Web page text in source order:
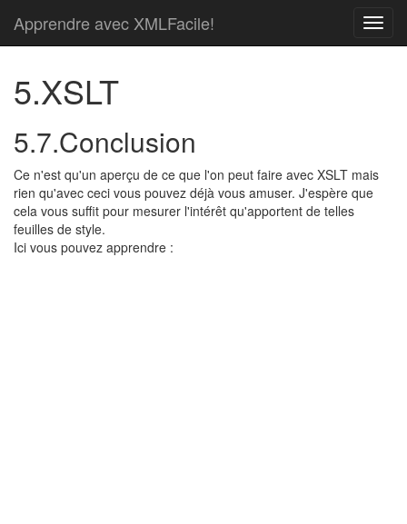
Apprendre avec XMLFacile!
5.XSLT
5.7.Conclusion
Ce n'est qu'un aperçu de ce que l'on peut faire avec XSLT mais
rien qu'avec ceci vous pouvez déjà vous amuser. J'espère que
cela vous suffit pour mesurer l'intérêt qu'apportent de telles
feuilles de style.
Ici vous pouvez apprendre :